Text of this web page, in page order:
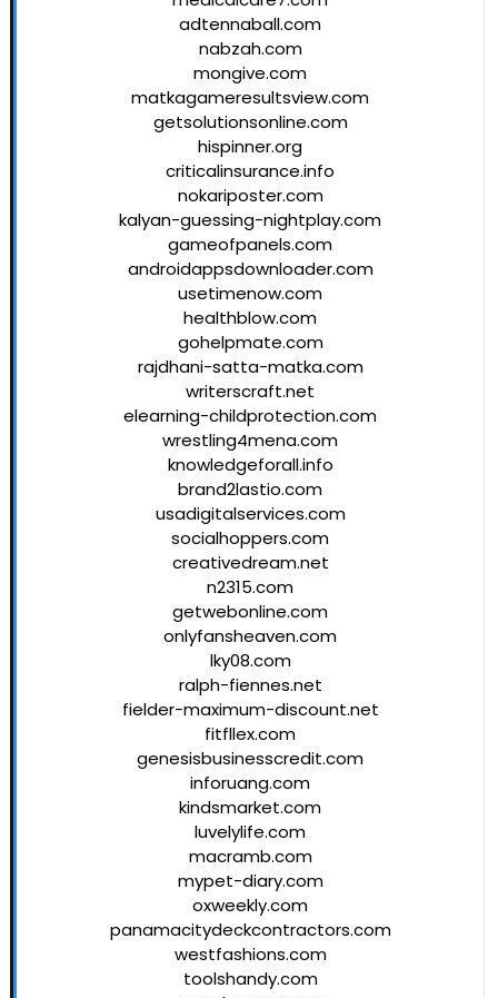
adtennaball.com
nabzah.com
mongive.com
matkagameresultsview.com
getsolutionsonline.com
hispinner.org
criticalinsurance.info
nokariposter.com
kalyan-guessing-nightplay.com
gameofpanels.com
androidappsdownloader.com
usetimenow.com
healthblow.com
gohelpmate.com
rajdhani-satta-matka.com
writerscraft.net
elearning-childprotection.com
wrestling4mena.com
knowledgeforall.info
brand2lastio.com
usadigitalservices.com
socialhoppers.com
creativedream.net
n2315.com
getwebonline.com
onlyfansheaven.com
lky08.com
ralph-fiennes.net
fielder-maximum-discount.net
fitfllex.com
genesisbusinesscredit.com
inforuang.com
kindsmarket.com
luvelylife.com
macramb.com
mypet-diary.com
oxweekly.com
panamacitydeckcontractors.com
westfashions.com
toolshandy.com